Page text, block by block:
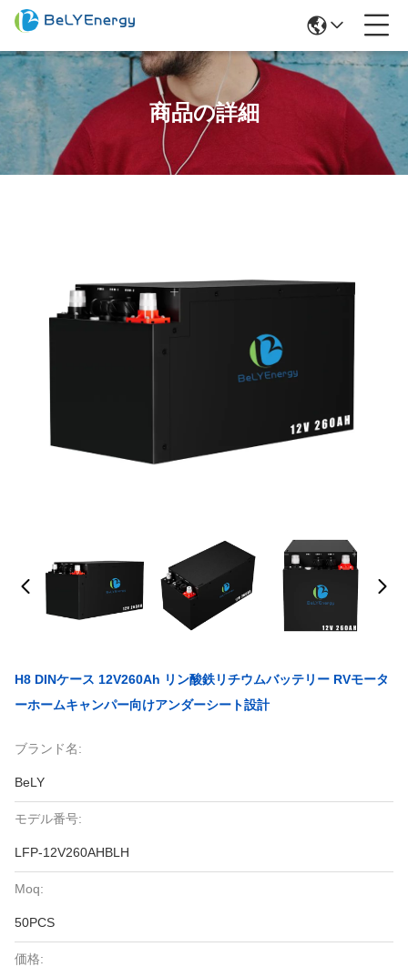
商品の詳細
H8 DINケース 12V260Ah リン酸鉄リチウムバッテリー RVモータ
ーホームキャンパー向けアンダーシート設計
ブランド名:
BeLY
モデル番号:
LFP-12V260AHBLH
Moq:
50PCS
価格: